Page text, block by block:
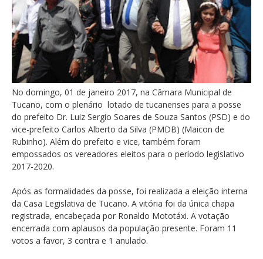
No domingo, 01 de janeiro 2017, na Câmara Municipal de
Tucano, com o plenário lotado de tucanenses para a posse
do prefeito Dr. Luiz Sergio Soares de Souza Santos (PSD) e do
vice-prefeito Carlos Alberto da Silva (PMDB) (Maicon de
Rubinho). Além do prefeito e vice, também foram
empossados os vereadores eleitos para o período legislativo
2017-2020.
Após as formalidades da posse, foi realizada a eleição interna
da Casa Legislativa de Tucano. A vitória foi da única chapa
registrada, encabeçada por Ronaldo Mototáxi. A votação
encerrada com aplausos da população presente. Foram 11
votos a favor, 3 contra e 1 anulado.